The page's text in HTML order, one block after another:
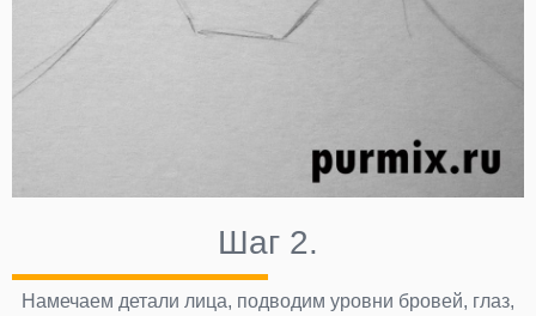
Шаг 2.
Намечаем детали лица, подводим уровни бровей, глаз,